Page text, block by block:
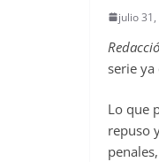
julio
serie
Lo que
repuso